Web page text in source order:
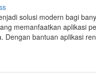
solusi modern bagi
memanfaatkan aplikasi
bantuan aplikasi